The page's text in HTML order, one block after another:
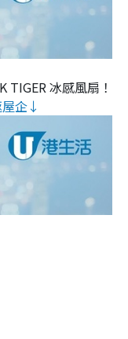
TIGER 冰感風扇！
企↓